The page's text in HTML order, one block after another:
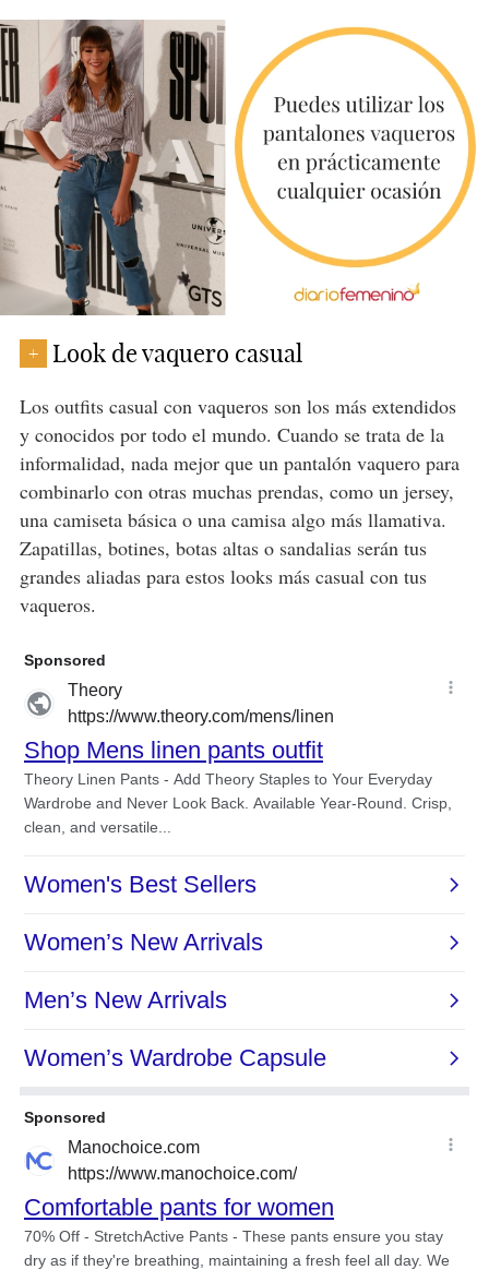
+ Look de vaquero casual
Los outfits casual con vaqueros son los más extendidos
y conocidos por todo el mundo. Cuando se trata de la
informalidad, nada mejor que un pantalón vaquero para
combinarlo con otras muchas prendas, como un jersey,
una camiseta básica o una camisa algo más llamativa.
Zapatillas, botines, botas altas o sandalias serán tus
grandes aliadas para estos looks más casual con tus
vaqueros.